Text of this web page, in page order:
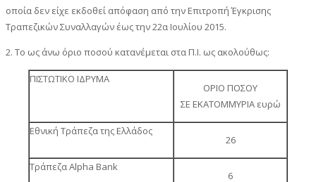
οποία δεν είχε εκδοθεί απόφαση από την Επιτροπή Έγκρισης
Τραπεζικών Συναλλαγών έως την 22α Ιουλίου 2015.
2. Το ως άνω όριο ποσού κατανέμεται στα Π.Ι. ως ακολούθως:
ΠΙΣΤΩΤΙΚΟ ΙΔΡΥΜΑ
ΟΡΙΟ ΠΟΣΟΥ
ΣΕ ΕΚΑΤΟΜΜΥΡΙΑ ευρώ
Εθνική Τράπεζα της Ελλάδος
26
Τράπεζα Alpha Bank
6